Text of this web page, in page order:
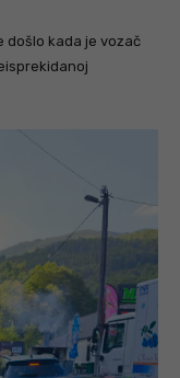
došlo kada je vozač